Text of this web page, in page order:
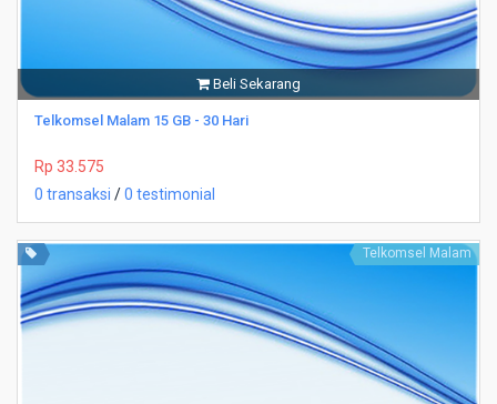
Beli Sekarang
Telkomsel Malam 15 GB - 30 Hari
Rp 33.575
0 transaksi /0 testimonial
Telkomsel Malam